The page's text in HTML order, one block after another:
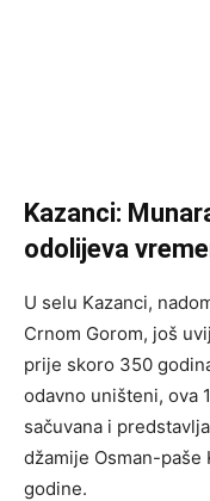
Kazanci:
odolijeva
U selu Kazanci,
Crnom Gorom, još
prije skoro 350
odavno uništeni, ova
sačuvana i
džamije Osman-paše
godine.